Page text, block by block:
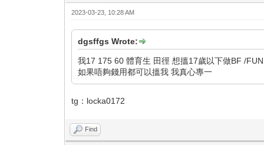
2023-03-23, 10:28 AM
dgsffgs Wrote:
我17 175 60 體育生 田徑 想搵17歲以下做BF /
如果唔夠錢用都可以搵我 我真心專一
tg：locka0172
Find